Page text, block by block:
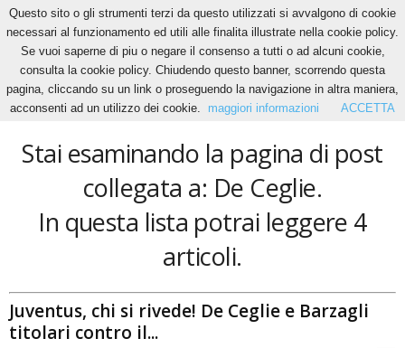
Home Tags De Ceglie
De Ceglie
Stai esaminando la pagina di post
collegata a: De Ceglie.
In questa lista potrai leggere 4
articoli.
Juventus, chi si rivede! De Ceglie e Barzagli
titolari contro il...
Questo sito o gli strumenti terzi da questo utilizzati si avvalgono di cookie
necessari al funzionamento ed utili alle finalita illustrate nella cookie policy.
Se vuoi saperne di piu o negare il consenso a tutti o ad alcuni cookie,
consulta la cookie policy. Chiudendo questo banner, scorrendo questa
pagina, cliccando su un link o proseguendo la navigazione in altra maniera,
acconsenti ad un utilizzo dei cookie.
maggiori informazioni ACCETTA